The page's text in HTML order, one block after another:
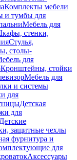
Комплекты мебели
и тумбы для
Мебель для
стенки,
Стулья,
столы-
для
Кронштейны, стойки
Мебель для
и системы
для
Детская
для
Детские
защитные чехлы
фурнитура и
для
Аксессуары